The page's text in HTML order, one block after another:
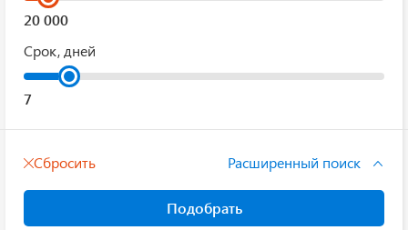
Срок, дней
Сбросить Расширенный поиск
Подобрать